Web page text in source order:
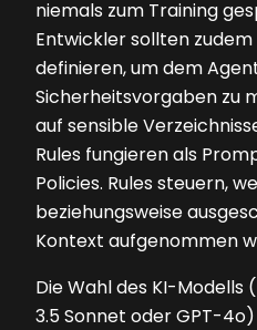
niemals zum Training
Entwickler sollten zudem
definieren, um dem
Sicherheitsvorgaben zu
auf sensible
Rules fungieren als
Policies. Rules steuern,
beziehungsweise
Kontext aufgenommen
Die Wahl des KI-Modells
3.5 Sonnet oder GPT-